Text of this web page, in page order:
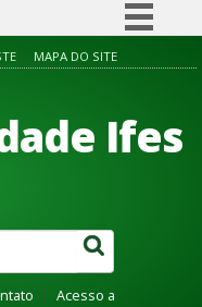
Simplifique!
Participe
Acesso à informação
Canais
MAPA DO SITE
Ifes
Acesso a